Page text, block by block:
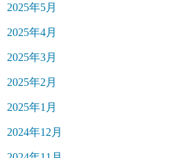
2025年5月
2025年4月
2025年3月
2025年2月
2025年1月
2024年12月